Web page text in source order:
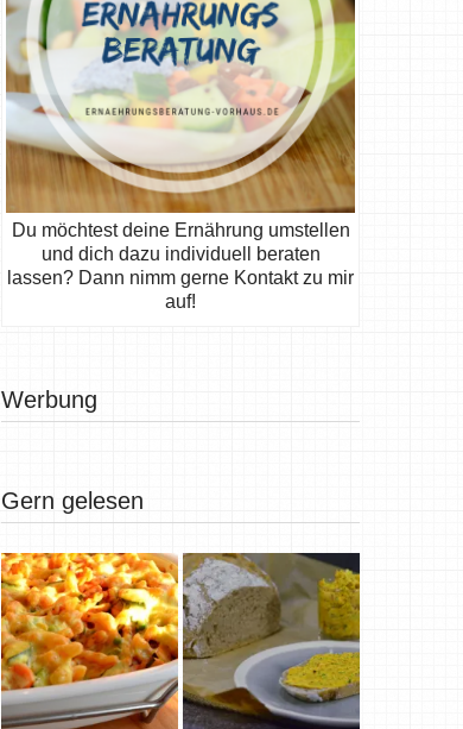
Du möchtest deine Ernährung umstellen
und dich dazu individuell beraten
lassen? Dann nimm gerne Kontakt zu mir
auf!
Werbung
Gern gelesen